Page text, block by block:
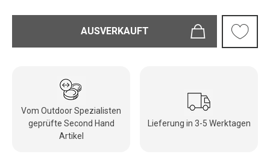
AUSVERKAUFT
Vom Outdoor Spezialisten
geprüfte Second Hand
Artikel
Lieferung in 3-5 Werktagen